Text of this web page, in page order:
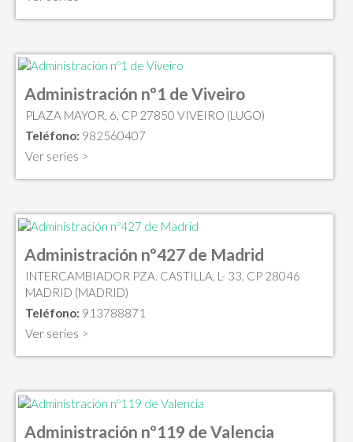
Administración nº1 de Viveiro
PLAZA MAYOR, 6, CP 27850 VIVEIRO (LUGO)
Teléfono: 982560407
Ver series >
Administración nº427 de Madrid
INTERCAMBIADOR PZA. CASTILLA, L- 33, CP 28046
MADRID (MADRID)
Teléfono: 913788871
Ver series >
Administración nº119 de Valencia